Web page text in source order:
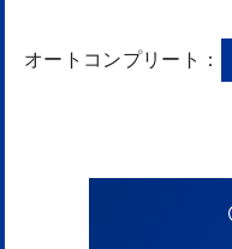
オートコンプリート：